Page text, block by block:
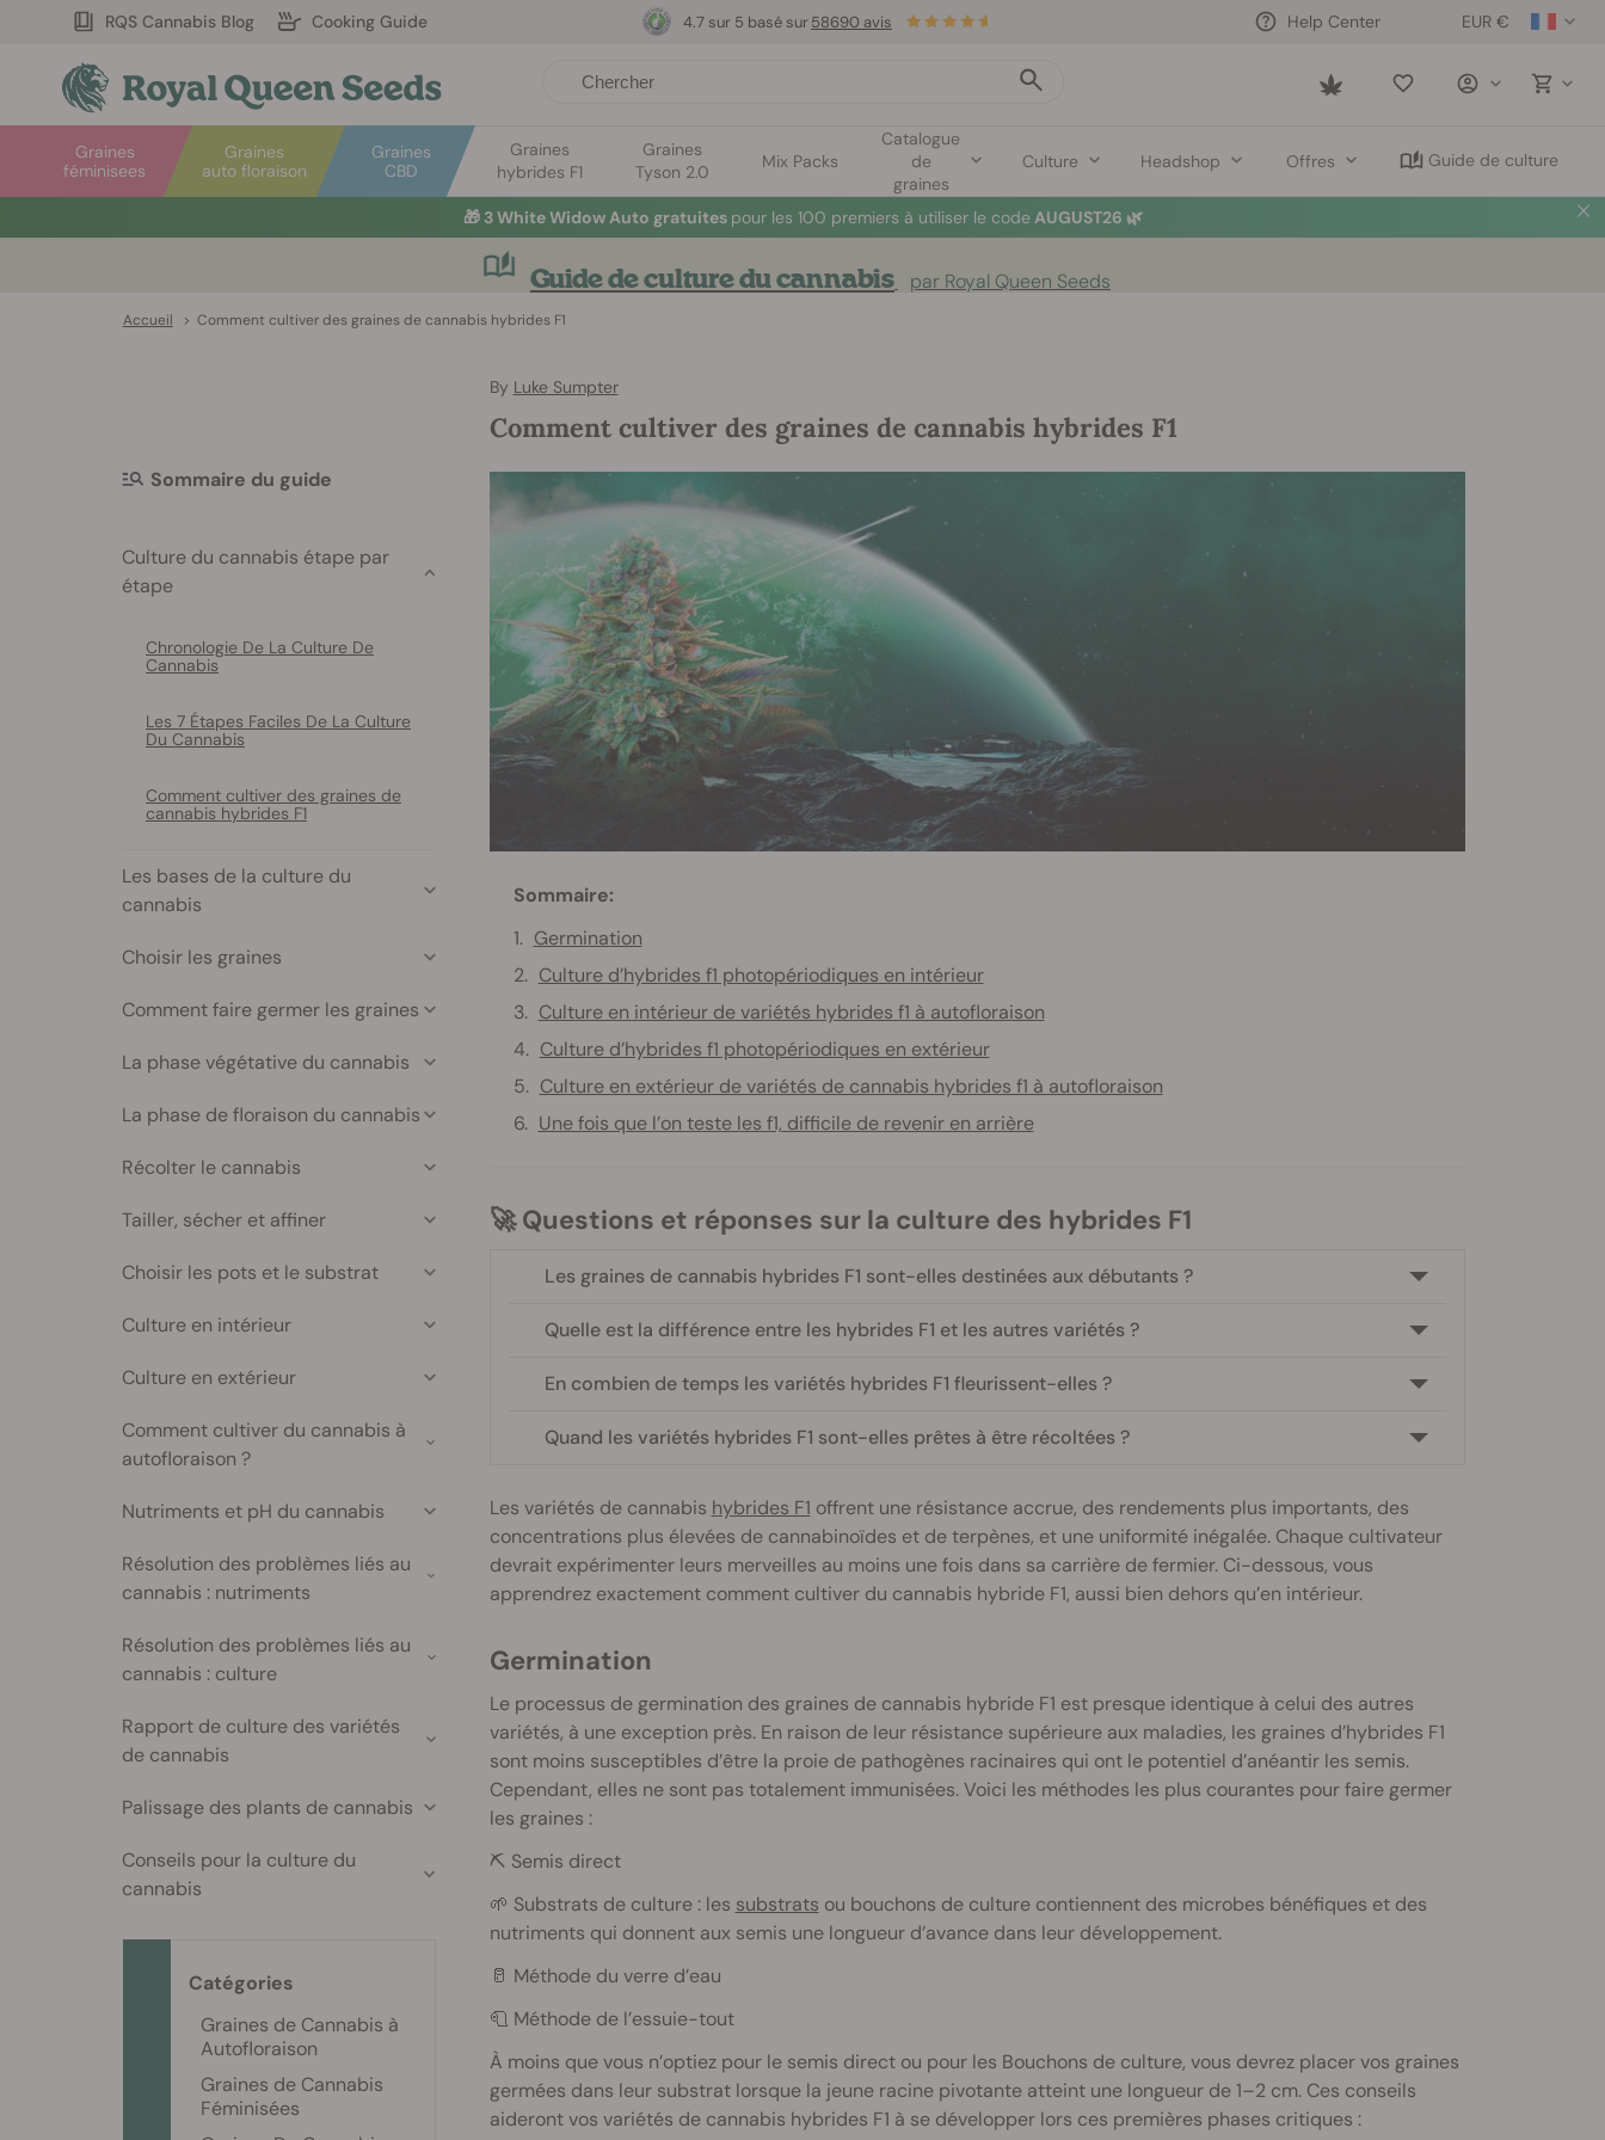
RQS Cannabis Blog Cooking Guide EUR €
Help Center
Saved
Graines
auto floraison
Graines
féminisees
Graines
CBD
Graines
hybrides F1
Graines
Tyson 2.0
Mix Packs
Catalogue
de
graines
Culture Headshop Offres Guide de culture
4.7 sur 5 basé sur58690 avis
🎁 3 White Widow Auto gratuites pour les 100 premiers à utiliser le code AUGUST26 🌿
Guide de culture du cannabis par Royal Queen Seeds
Accueil > Comment cultiver des graines de cannabis hybrides F1
By Luke Sumpter
Comment cultiver des graines de cannabis hybrides F1
Sommaire:
Germination
Culture d’hybrides f1 photopériodiques en intérieur
Culture en intérieur de variétés hybrides f1 à autofloraison
Culture d’hybrides f1 photopériodiques en extérieur
Culture en extérieur de variétés de cannabis hybrides f1 à autofloraison
Une fois que l’on teste les f1, difficile de revenir en arrière
🚀 Questions et réponses sur la culture des hybrides F1
Les graines de cannabis hybrides F1 sont-elles destinées aux débutants ?
Quelle est la différence entre les hybrides F1 et les autres variétés ?
En combien de temps les variétés hybrides F1 fleurissent-elles ?
Quand les variétés hybrides F1 sont-elles prêtes à être récoltées ?
Les variétés de cannabis hybrides F1 offrent une résistance accrue, des rendements plus importants, des
concentrations plus élevées de cannabinoïdes et de terpènes, et une uniformité inégalée. Chaque cultivateur
devrait expérimenter leurs merveilles au moins une fois dans sa carrière de fermier. Ci-dessous, vous
apprendrez exactement comment cultiver du cannabis hybride F1, aussi bien dehors qu’en intérieur.
Germination
Le processus de germination des graines de cannabis hybride F1 est presque identique à celui des autres
variétés, à une exception près. En raison de leur résistance supérieure aux maladies, les graines d’hybrides F1
sont moins susceptibles d’être la proie de pathogènes racinaires qui ont le potentiel d’anéantir les semis.
Cependant, elles ne sont pas totalement immunisées. Voici les méthodes les plus courantes pour faire germer
les graines :
⛏️ Semis direct
🌱 Substrats de culture : les substrats ou bouchons de culture contiennent des microbes bénéfiques et des
nutriments qui donnent aux semis une longueur d’avance dans leur développement.
🥛 Méthode du verre d’eau
🧻 Méthode de l’essuie-tout
À moins que vous n’optiez pour le semis direct ou pour les Bouchons de culture, vous devrez placer vos graines
germées dans leur substrat lorsque la jeune racine pivotante atteint une longueur de 1–2 cm. Ces conseils
aideront vos variétés de cannabis hybrides F1 à se développer lors ces premières phases critiques :
Sommaire du guide
Culture du cannabis étape par
étape
Chronologie De La Culture De
Cannabis
Les 7 Étapes Faciles De La Culture
Du Cannabis
Comment cultiver des graines de
cannabis hybrides F1
Les bases de la culture du
cannabis
Choisir les graines
Comment faire germer les graines
La phase végétative du cannabis
La phase de floraison du cannabis
Récolter le cannabis
Tailler, sécher et affiner
Choisir les pots et le substrat
Culture en intérieur
Culture en extérieur
Comment cultiver du cannabis à
autofloraison ?
Nutriments et pH du cannabis
Résolution des problèmes liés au
cannabis : nutriments
Résolution des problèmes liés au
cannabis : culture
Rapport de culture des variétés
de cannabis
Palissage des plants de cannabis
Conseils pour la culture du
cannabis
Catégories
Graines de Cannabis à
Autofloraison
Graines de Cannabis
Féminisées